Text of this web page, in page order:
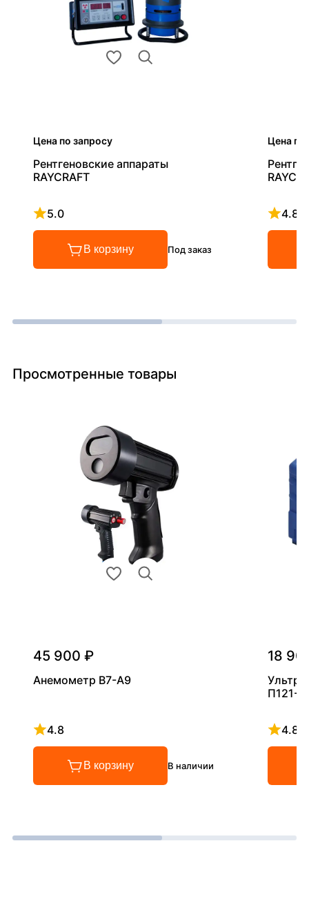
Цена по запросу
Рентгеновские аппараты
RAYCRAFT
5.0
Рейтинг 5 из 5
В корзину Под заказ
Цена по
4.8
Просмотренные товары
45 900 ₽
Анемометр В7-А9
4.8
Рейтинг 4.8 из 5
В корзину В наличии
18
П121-
4.8